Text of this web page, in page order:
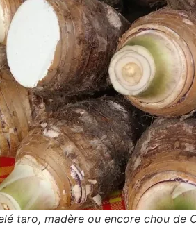
taro, madère ou encore chou de